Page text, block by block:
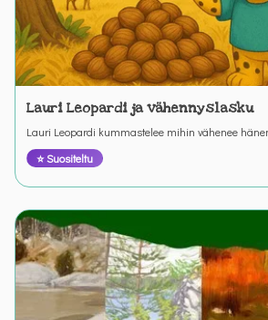
Lauri Leopardi ja vähennyslasku
Lauri Leopardi kummastelee mihin vähenee
tehtävässä Lauri Leopardi tutustuu
Papukaijan kanssa.
⭐ Suositeltu